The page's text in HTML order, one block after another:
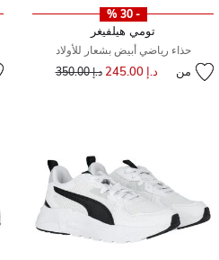
- 30 %
تومي هيلفيغر
حذاء رياضي أبيض بشعار للأولاد
من د.إ 245.00 سعر مخفض مند.إ 350.00